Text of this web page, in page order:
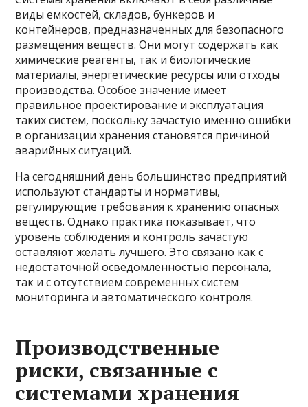
виды емкостей, складов, бункеров и
контейнеров, предназначенных для безопасного
размещения веществ. Они могут содержать как
химические реагенты, так и биологические
материалы, энергетические ресурсы или отходы
производства. Особое значение имеет
правильное проектирование и эксплуатация
таких систем, поскольку зачастую именно ошибки
в организации хранения становятся причиной
аварийных ситуаций.
На сегодняшний день большинство предприятий
используют стандарты и нормативы,
регулирующие требования к хранению опасных
веществ. Однако практика показывает, что
уровень соблюдения и контроль зачастую
оставляют желать лучшего. Это связано как с
недостаточной осведомленностью персонала,
так и с отсутствием современных систем
мониторинга и автоматического контроля.
Производственные
риски, связанные с
системами хранения